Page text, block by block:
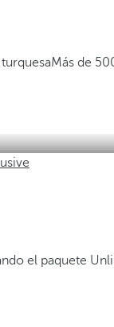
Más de
el paquete